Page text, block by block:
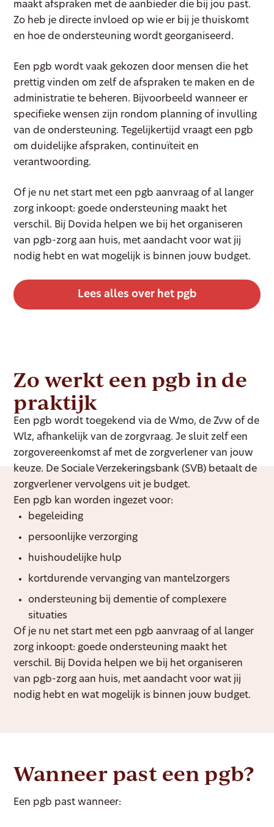
maakt afspraken met de aanbieder die bij jou past.
Zo heb je directe invloed op wie er bij je thuiskomt
en hoe de ondersteuning wordt georganiseerd.
Een pgb wordt vaak gekozen door mensen die het
prettig vinden om zelf de afspraken te maken en de
administratie te beheren. Bijvoorbeeld wanneer er
specifieke wensen zijn rondom planning of invulling
van de ondersteuning. Tegelijkertijd vraagt een pgb
om duidelijke afspraken, continuïteit en
verantwoording.
Of je nu net start met een pgb aanvraag of al langer
zorg inkoopt: goede ondersteuning maakt het
verschil. Bij Dovida helpen we bij het organiseren
van pgb-zorg aan huis, met aandacht voor wat jij
nodig hebt en wat mogelijk is binnen jouw budget.
Lees alles over het pgb
Zo werkt een pgb in de
praktijk
Een pgb wordt toegekend via de Wmo, de Zvw of de
Wlz, afhankelijk van de zorgvraag. Je sluit zelf een
zorgovereenkomst af met de zorgverlener van jouw
keuze. De Sociale Verzekeringsbank (SVB) betaalt de
zorgverlener vervolgens uit je budget.
Een pgb kan worden ingezet voor:
begeleiding
persoonlijke verzorging
huishoudelijke hulp
kortdurende vervanging van mantelzorgers
ondersteuning bij dementie of complexere
situaties
Of je nu net start met een pgb aanvraag of al langer
zorg inkoopt: goede ondersteuning maakt het
verschil. Bij Dovida helpen we bij het organiseren
van pgb-zorg aan huis, met aandacht voor wat jij
nodig hebt en wat mogelijk is binnen jouw budget.
Wanneer past een pgb?
Een pgb past wanneer: